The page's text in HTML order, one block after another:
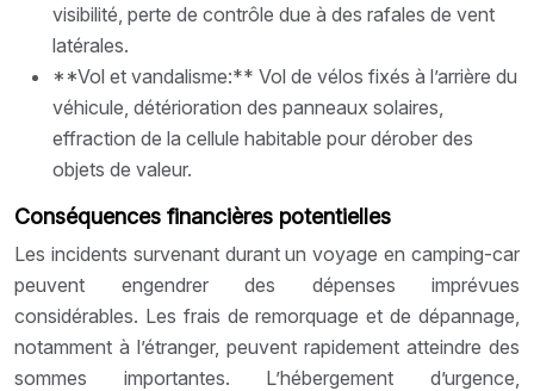
visibilité, perte de contrôle due à des rafales de vent
latérales.
**Vol et vandalisme:** Vol de vélos fixés à l’arrière du
véhicule, détérioration des panneaux solaires,
effraction de la cellule habitable pour dérober des
objets de valeur.
Conséquences financières potentielles
Les incidents survenant durant un voyage en camping-car
peuvent engendrer des dépenses imprévues
considérables. Les frais de remorquage et de dépannage,
notamment à l’étranger, peuvent rapidement atteindre des
sommes importantes. L’hébergement d’urgence,